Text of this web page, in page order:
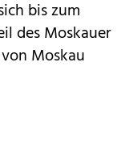
bis zum
des Moskauer
Moskau